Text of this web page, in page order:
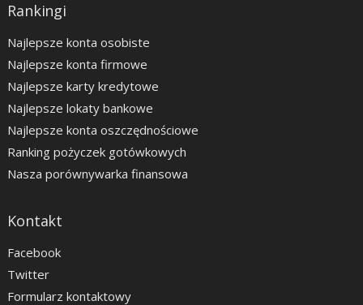
Rankingi
Najlepsze konta osobiste
Najlepsze konta firmowe
Najlepsze karty kredytowe
Najlepsze lokaty bankowe
Najlepsze konta oszczędnościowe
Ranking pożyczek gotówkowych
Nasza porównywarka finansowa
Kontakt
Facebook
Twitter
Formularz kontaktowy